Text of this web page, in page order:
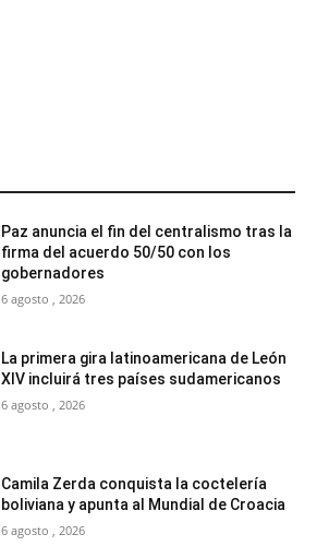
Paz anuncia el fin del centralismo tras la
firma del acuerdo 50/50 con los
gobernadores
6 agosto , 2026
La primera gira latinoamericana de León
XIV incluirá tres países sudamericanos
6 agosto , 2026
Camila Zerda conquista la coctelería
boliviana y apunta al Mundial de Croacia
6 agosto , 2026